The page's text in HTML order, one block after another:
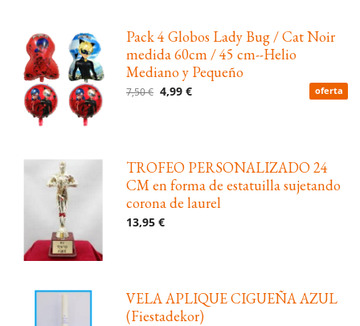
Pack 4 Globos Lady Bug / Cat Noir
medida 60cm / 45 cm--Helio
Mediano y Pequeño
7,50 € 4,99 € oferta
TROFEO PERSONALIZADO 24
CM en forma de estatuilla sujetando
corona de laurel
13,95 €
VELA APLIQUE CIGUEÑA AZUL
(Fiestadekor)